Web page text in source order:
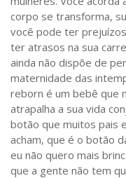
corpo se transforma,
você pode ter
ter atrasos na sua
ainda não dispõe de
maternidade das
reborn é um bebê que
atrapalha a sua vida
botão que muitos pais
acham, que é o botão
eu não quero mais
que a gente não tem